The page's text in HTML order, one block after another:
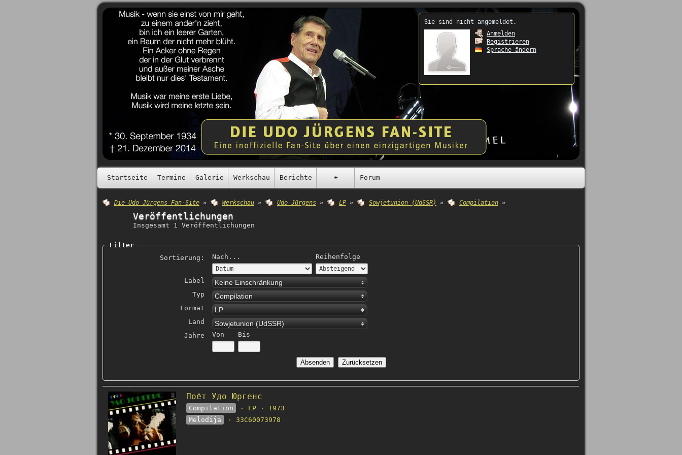
Sie sind nicht angemeldet.
Anmelden
Registrieren
Sprache ändern
Startseite Termine Galerie Werkschau Berichte + Forum
Die Udo Jürgens Fan-Site » Werkschau » Udo Jürgens » LP » Sowjetunion (UdSSR) » Compilation »
Veröffentlichungen
Insgesamt 1 Veröffentlichungen
Filter
Sortierung:
Nach... Reihenfolge
Label Keine Einschränkung
Typ Compilation
Format LP
Land Sowjetunion (UdSSR)
Jahre Von Bis
Поёт Удо Юргенс
Compilation
· LP · 1973
Melodija
· 33C60073978